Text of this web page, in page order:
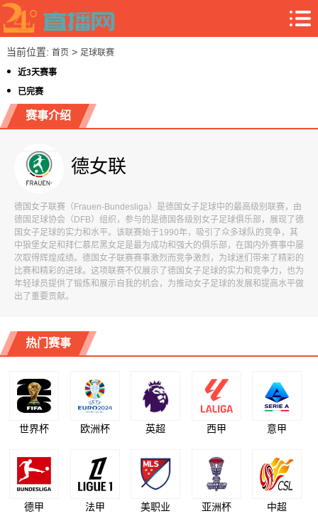
当前位置: 首页> 足球联赛
近3天赛事
已完赛
赛事介绍
德女联
德国女子联赛（Frauen-Bundesliga）是德国女子足球中的最高级别联赛，由
德国足球协会（DFB）组织，参与的是德国各级别女子足球俱乐部，展现了德
国女子足球的实力和水平。该联赛始于1990年，吸引了众多球队的竞争，其
中狼堡女足和拜仁慕尼黑女足是最为成功和强大的俱乐部，在国内外赛事中屡
次取得辉煌成绩。德国女子联赛赛事激烈而竞争激烈，为球迷们带来了精彩的
比赛和精彩的进球。这项联赛不仅展示了德国女子足球的实力和竞争力，也为
年轻球员提供了锻炼和展示自我的机会，为推动女子足球的发展和提高水平做
出了重要贡献。
热门赛事
世界杯 欧洲杯 英超 西甲 意甲
德甲 法甲 美职业 亚洲杯 中超